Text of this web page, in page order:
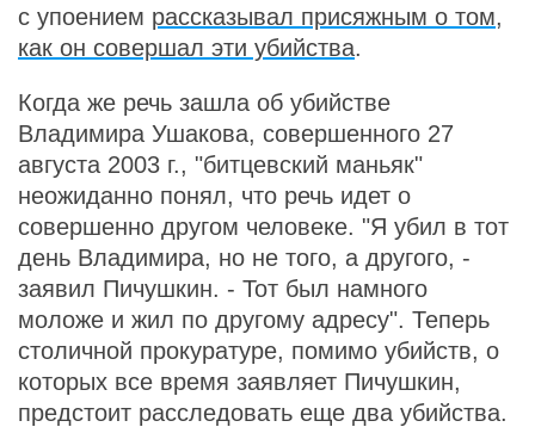
с упоением рассказывал присяжным о том,
как он совершал эти убийства.
Когда же речь зашла об убийстве
Владимира Ушакова, совершенного 27
августа 2003 г., "битцевский маньяк"
неожиданно понял, что речь идет о
совершенно другом человеке. "Я убил в тот
день Владимира, но не того, а другого, -
заявил Пичушкин. - Тот был намного
моложе и жил по другому адресу". Теперь
столичной прокуратуре, помимо убийств, о
которых все время заявляет Пичушкин,
предстоит расследовать еще два убийства.